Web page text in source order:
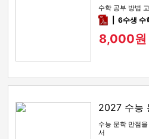
수학 공부 방법
pdf6수생 수
8,000원
2027 수능
수능 문학 만점
서